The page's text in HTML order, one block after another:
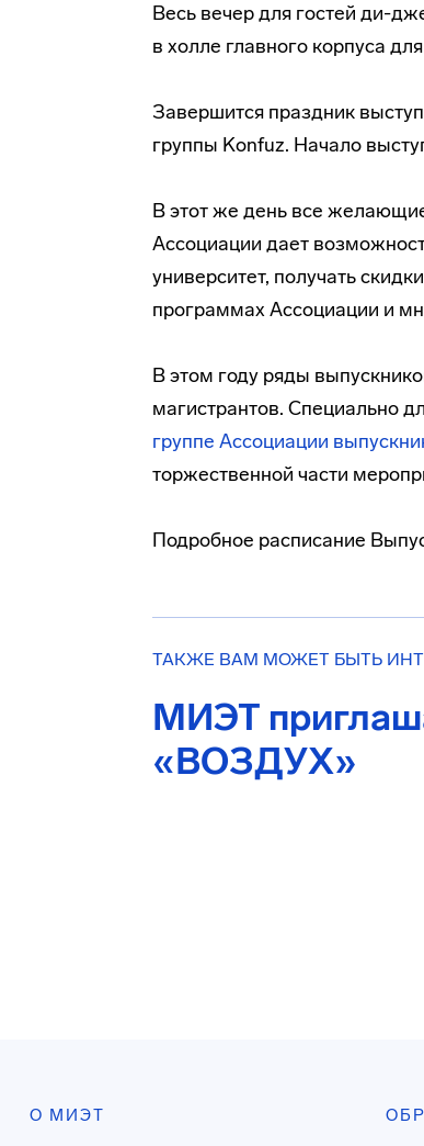
Весь вечер для гостей ди-
в холле главного корпуса
Завершится праздник
группы Konfuz. Начало
В этот же день все
Ассоциации дает
университет, получать
программах Ассоциации и
В этом году ряды
магистрантов. Специально
группе Ассоциации
торжественной части
Подробное расписание
ТАКЖЕ ВАМ МОЖЕТ БЫТЬ
МИЭТ
«ВОЗДУХ»
О МИЭТ